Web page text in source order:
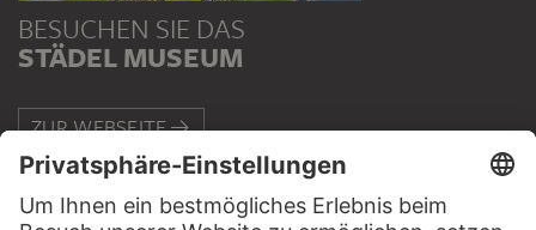
BESUCHEN SIE DAS
STÄDEL MUSEUM
ZUR WEBSEITE